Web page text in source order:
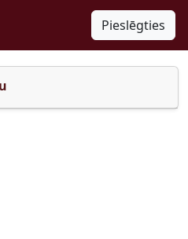
Pieslēgties